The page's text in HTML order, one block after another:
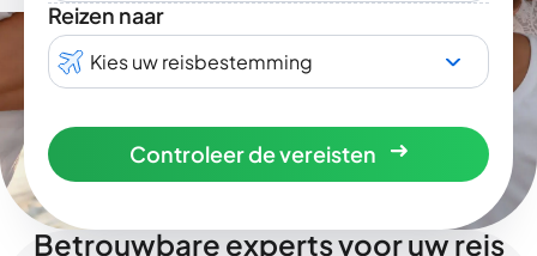
Reizen naar
Kies uw reisbestemming
Controleer de vereisten
Betrouwbare experts voor uw reis